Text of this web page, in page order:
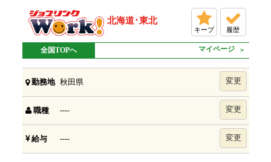
北海道･東北
キープ 履歴
全国TOPへ マイページ
勤務地 秋田県 変更
職種 ---- 変更
給与 ---- 変更